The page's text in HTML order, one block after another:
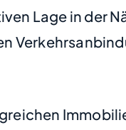
Lage in der